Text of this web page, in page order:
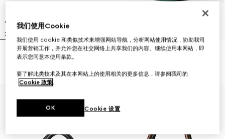
GG Retro系列小号托特包
我们使用Cookie
我们使用 cookie 和类似技术来增强网站导航，分析网站使用情况，协助我司
开展营销工作，并允许您在社交网络上共享我们的内容。继续使用本网站，即
表示您同意本使用条款。
要了解此类技术及其在本网站上的使用相关的更多信息，请参阅我司的
Cookie 政策。
Cookie 设置
OK